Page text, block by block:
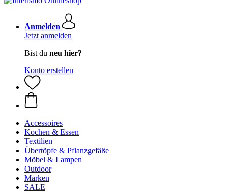
Anmelden
Jetzt anmelden
Bist du neu hier?
Konto erstellen
Accessoires
Kochen & Essen
Textilien
Übertöpfe & Pflanzgefäße
Möbel & Lampen
Outdoor
Marken
SALE